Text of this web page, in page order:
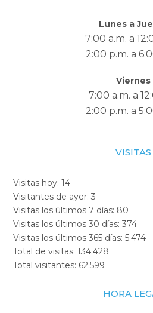
Lunes a
7:00 a.m. a
2:00 p.m. a
Viernes
7:00 a.m. a
2:00 p.m. a
VISITAS
Visitas hoy:14
Visitantes de ayer:3
Visitas los últimos 7 días: 80
Visitas los últimos 30 días:374
Visitas los últimos 365 días:5.474
Total de visitas:134.428
Total visitantes: 62.599
HORA